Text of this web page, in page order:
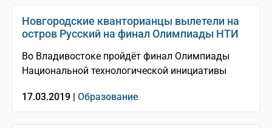
Новгородские кванторианцы вылетели на
остров Русский на финал Олимпиады НТИ
Во Владивостоке пройдёт финал Олимпиады
Национальной технологической инициативы
17.03.2019 | Образование